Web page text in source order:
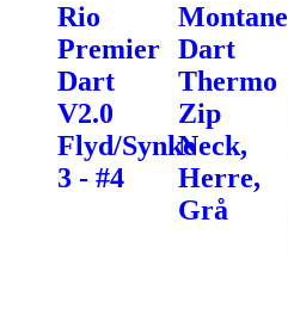
Rio
Premier
Dart
V2.0
Flyd/Synke
3 - #4
Montane
Dart
Thermo
Zip
Neck,
Herre,
Grå